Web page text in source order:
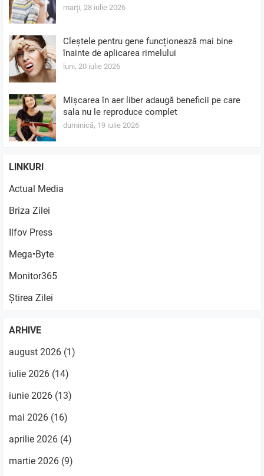
marți, 28 iulie 2026
Cleștele pentru gene funcționează mai bine
înainte de aplicarea rimelului
luni, 20 iulie 2026
Mișcarea în aer liber adaugă beneficii pe care
sala nu le reproduce complet
duminică, 19 iulie 2026
LINKURI
Actual Media
Briza Zilei
Ilfov Press
Mega•Byte
Monitor365
Știrea Zilei
ARHIVE
august 2026 (1)
iulie 2026 (14)
iunie 2026 (13)
mai 2026 (16)
aprilie 2026 (4)
martie 2026 (9)